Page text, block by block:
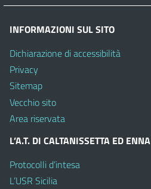
INFORMAZIONI SUL SITO
Dichiarazione di accessibilità
Privacy
Sitemap
Vecchio sito
Area riservata
L’A.T. DI CALTANISSETTA ED ENNA
Protocolli d’intesa
L’USR Sicilia